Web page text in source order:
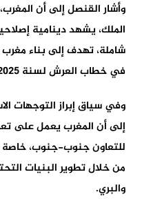
وأشار القنصل إلى أن
الملك، يشهد دينامية
شاملة، تهدف إلى بناء
في خطاب العرش لسنة 2025.
وفي سياق إبراز التوجهات
إلى أن المغرب يعمل على
للتعاون جنوب-جنوب، خاصة
من خلال تطوير البنيات
والبري.